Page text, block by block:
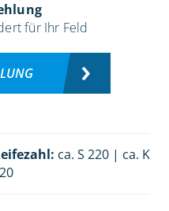
für Ihr Feld
ca. S 220 | ca. K